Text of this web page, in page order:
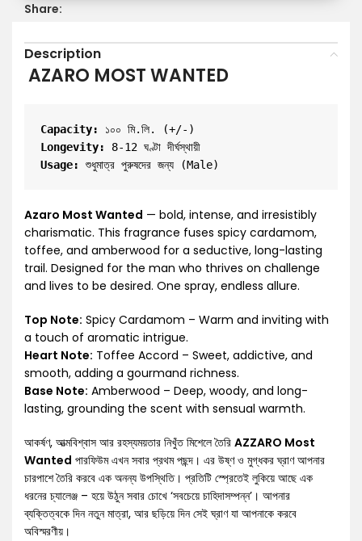
Share:
Description
AZARO MOST WANTED
Capacity:
১০০ মি.লি. (+/-)
Longevity:
8-12 ঘণ্টা দীর্ঘস্থায়ী
Usage:
Azaro Most Wanted — bold, intense, and irresistibly
charismatic. This fragrance fuses spicy cardamom,
toffee, and amberwood for a seductive, long-lasting
trail. Designed for the man who thrives on challenge
and lives to be desired. One spray, endless allure.
Top Note: Spicy Cardamom – Warm and inviting with
a touch of aromatic intrigue.
Heart Note: Toffee Accord – Sweet, addictive, and
smooth, adding a gourmand richness.
Base Note: Amberwood – Deep, woody, and long-
lasting, grounding the scent with sensual warmth.
আকর্ষণ, আত্মবিশ্বাস আর রহস্যময়তার নিখুঁত মিশেলে তৈরি AZZARO Most
Wanted পারফিউম এখন সবার প্রথম পছন্দ। এর উষ্ণ ও মুগ্ধকর ঘ্রাণ আপনার
চারপাশে তৈরি করবে এক অনন্য উপস্থিতি। প্রতিটি স্প্রেতেই লুকিয়ে আছে এক
ধরনের চ্যালেঞ্জ – হয়ে উঠুন সবার চোখে ‘সবচেয়ে চাহিদাসম্পন্ন’। আপনার
ব্যক্তিত্বকে দিন নতুন মাত্রা, আর ছড়িয়ে দিন সেই ঘ্রাণ যা আপনাকে করবে
অবিস্মরণীয়।